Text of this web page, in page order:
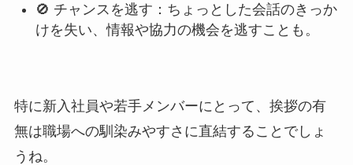
🚫 チャンスを逃す：ちょっとした会話のきっか
けを失い、情報や協力の機会を逃すことも。
特に新入社員や若手メンバーにとって、挨拶の有
無は職場への馴染みやすさに直結することでしょ
うね。